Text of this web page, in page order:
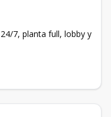
7, planta full, lobby y